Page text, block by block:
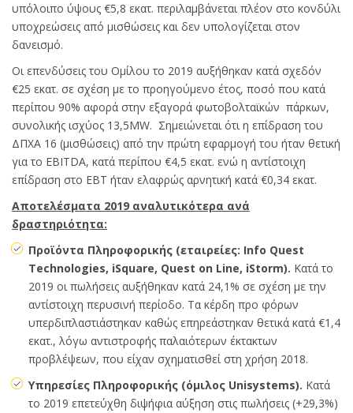
υπόλοιπο ύψους €5,8 εκατ. περιλαμβάνεται πλέον στο κονδύλι
υποχρεώσεις από μισθώσεις και δεν υπολογίζεται στον
δανεισμό.
Οι επενδύσεις του Ομίλου το 2019 αυξήθηκαν κατά σχεδόν
€25 εκατ. σε σχέση με το προηγούμενο έτος, ποσό που κατά
περίπου 90% αφορά στην εξαγορά φωτοβολταϊκών πάρκων,
συνολικής ισχύος 13,5MW. Σημειώνεται ότι η επίδραση του
ΔΠΧΑ 16 (μισθώσεις) από την πρώτη εφαρμογή του ήταν θετική
για το EBITDA, κατά περίπου €4,5 εκατ. ενώ η αντίστοιχη
επίδραση στο EBT ήταν ελαφρώς αρνητική κατά €0,34 εκατ.
Αποτελέσματα 2019 αναλυτικότερα ανά
δραστηριότητα:
Προϊόντα Πληροφορικής (εταιρείες: Info Quest
Technologies, iSquare, Quest on Line, iStorm). Κατά το
2019 οι πωλήσεις αυξήθηκαν κατά 24,1% σε σχέση με την
αντίστοιχη περυσινή περίοδο. Τα κέρδη προ φόρων
υπερδιπλαστιάστηκαν καθώς επηρεάστηκαν θετικά κατά €1,4
εκατ., λόγω αντιστροφής παλαιότερων έκτακτων
προβλέψεων, που είχαν σχηματισθεί στη χρήση 2018.
Υπηρεσίες Πληροφορικής (όμιλος Unisystems). Κατά
το 2019 επετεύχθη διψήφια αύξηση στις πωλήσεις (+29,3%)